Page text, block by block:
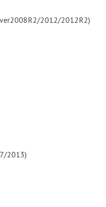
2012/2012R2)
2013)